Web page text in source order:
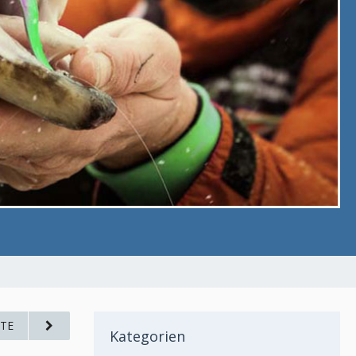
Kategorien